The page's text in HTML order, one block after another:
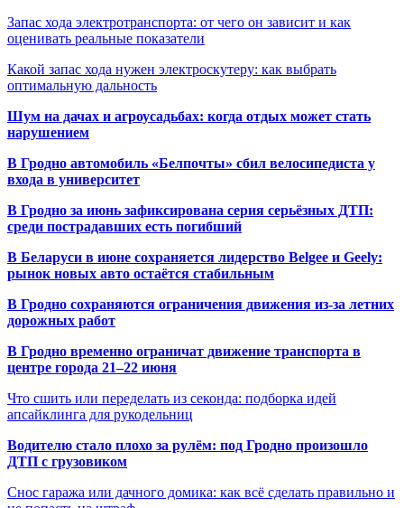
Запас хода электротранспорта: от чего он зависит и как
оценивать реальные показатели
Какой запас хода нужен электроскутеру: как выбрать
оптимальную дальность
Шум на дачах и агроусадьбах: когда отдых может стать
нарушением
В Гродно автомобиль «Белпочты» сбил велосипедиста у
входа в университет
В Гродно за июнь зафиксирована серия серьёзных ДТП:
среди пострадавших есть погибший
В Беларуси в июне сохраняется лидерство Belgee и Geely:
рынок новых авто остаётся стабильным
В Гродно сохраняются ограничения движения из-за летних
дорожных работ
В Гродно временно ограничат движение транспорта в
центре города 21–22 июня
Что сшить или переделать из секонда: подборка идей
апсайклинга для рукодельниц
Водителю стало плохо за рулём: под Гродно произошло
ДТП с грузовиком
Снос гаража или дачного домика: как всё сделать правильно и